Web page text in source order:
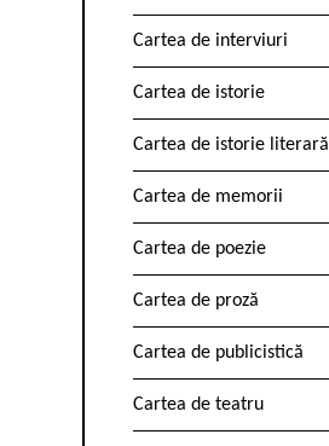
Cartea de interviuri
Cartea de istorie
Cartea de istorie literară
Cartea de memorii
Cartea de poezie
Cartea de proză
Cartea de publicistică
Cartea de teatru